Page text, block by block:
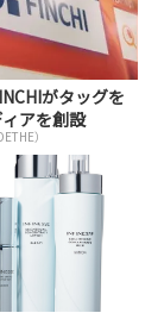
がタッグを
アを創設
）